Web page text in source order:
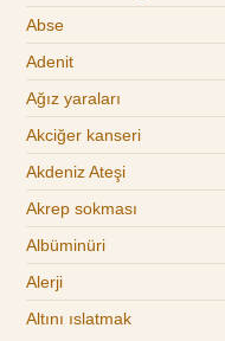
Abse
Adenit
Ağız yaraları
Akciğer kanseri
Akdeniz Ateşi
Akrep sokması
Albüminüri
Alerji
Altını ıslatmak